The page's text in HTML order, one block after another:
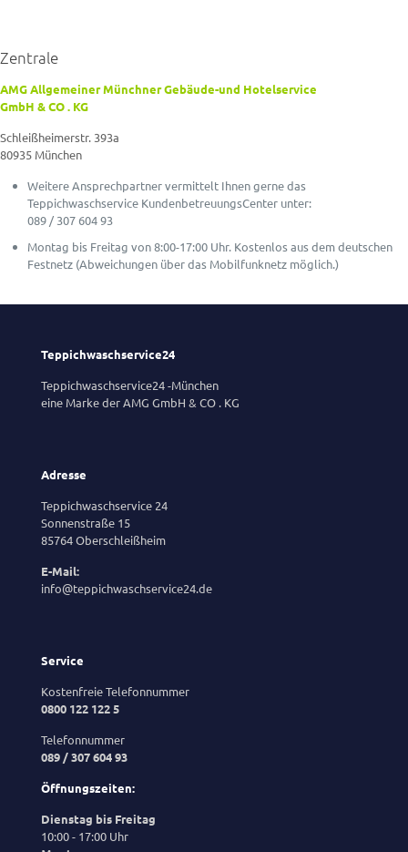
Zentrale
AMG Allgemeiner Münchner Gebäude-und Hotelservice
GmbH & CO . KG
Schleißheimerstr. 393a
80935 München
Weitere Ansprechpartner vermittelt Ihnen gerne das
Teppichwaschservice KundenbetreuungsCenter unter:
089 / 307 604 93
Montag bis Freitag von 8:00-17:00 Uhr. Kostenlos aus dem deutschen
Festnetz (Abweichungen über das Mobilfunknetz möglich.)
Teppichwaschservice24
Teppichwaschservice24 -München
eine Marke der AMG GmbH & CO . KG
Adresse
Teppichwaschservice 24
Sonnenstraße 15
85764 Oberschleißheim
E-Mail:
info@teppichwaschservice24.de
Service
Kostenfreie Telefonnummer
0800 122 122 5
Telefonnummer
089 / 307 604 93
Öffnungszeiten:
Dienstag bis Freitag
10:00 - 17:00 Uhr